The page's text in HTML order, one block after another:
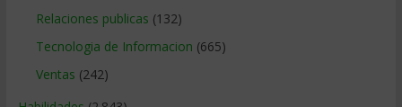
Relaciones publicas (132)
Tecnologia de Informacion (665)
Ventas (242)